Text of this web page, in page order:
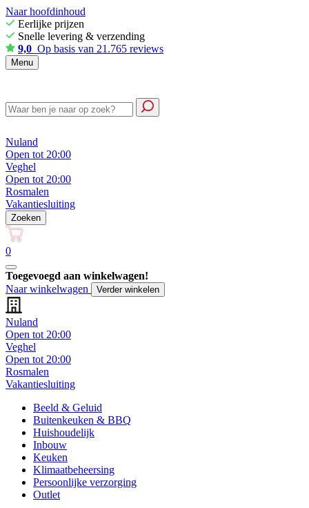
Naar hoofdinhoud
Eerlijke prijzen
Snelle levering & verzending
9,0 Op basis van 21.765 reviews
Menu
Nuland
Open tot 20:00
Veghel
Open tot 20:00
Rosmalen
Vakantiesluiting
Zoeken
0
Toegevoegd aan winkelwagen!
Naar winkelwagen
Verder winkelen
Nuland
Open tot 20:00
Veghel
Open tot 20:00
Rosmalen
Vakantiesluiting
Beeld & Geluid
Buitenkeuken & BBQ
Huishoudelijk
Inbouw
Keuken
Klimaatbeheersing
Persoonlijke verzorging
Outlet